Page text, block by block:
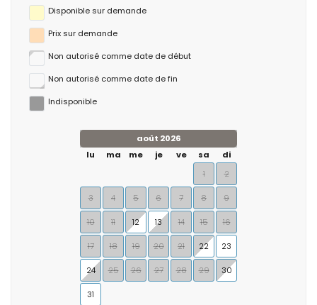
Disponible sur demande
Prix ​​sur demande
Non autorisé comme date de début
Non autorisé comme date de fin
Indisponible
août 2026
lu
ma me je ve sa
di
1
2
3 4 5 6 7 8 9
10 11 12 13 14 15 16
17 18 19 20 21 22 23
24 25 26 27 28 29 30
31